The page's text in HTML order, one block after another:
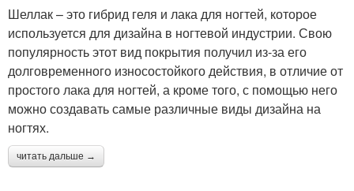
Шеллак – это гибрид геля и лака для ногтей, которое
используется для дизайна в ногтевой индустрии. Свою
популярность этот вид покрытия получил из-за его
долговременного износостойкого действия, в отличие от
простого лака для ногтей, а кроме того, с помощью него
можно создавать самые различные виды дизайна на
ногтях.
читать дальше →